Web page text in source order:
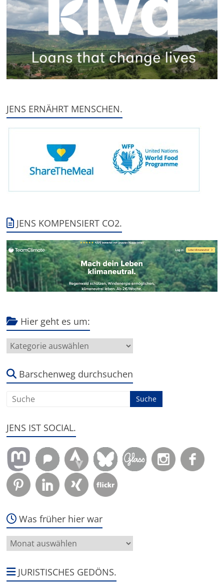
JENS ERNÄHRT MENSCHEN.
JENS KOMPENSIERT CO2.
Hier geht es um:
Hier
geht
um:Barschenweg durchsuchen
JENS IST SOCIAL.
Was früher hier war
Was
früher
warJURISTISCHES GEDÖNS.